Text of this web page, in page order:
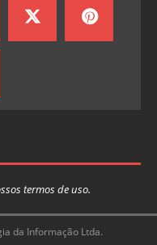
termos de uso.
da Informação Ltda.